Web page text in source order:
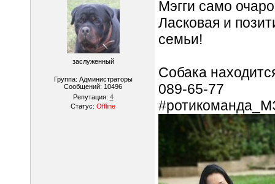
заслуженный
Группа: Администраторы
Сообщений: 10496
Репутация: 4
Статус: Offline
Мэгги само
Ласковая и
семьи!
Собака
089-65-77